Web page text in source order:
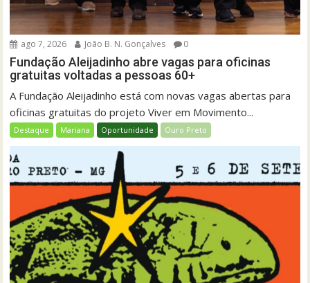
ago 7, 2026 João B. N. Gonçalves 0
Fundação Aleijadinho abre vagas para oficinas
gratuitas voltadas a pessoas 60+
A Fundação Aleijadinho está com novas vagas abertas para
oficinas gratuitas do projeto Viver em Movimento...
Destaque Mariana Oportunidade Ouro Preto